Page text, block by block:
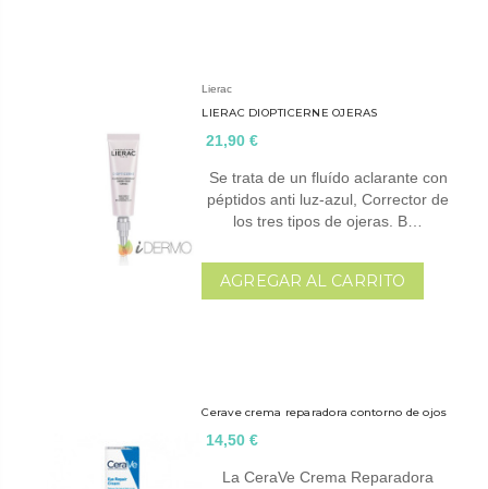
Lierac
LIERAC DIOPTICERNE OJERAS
21,90 €
Se trata de un fluído aclarante con
péptidos anti luz-azul, Corrector de
los tres tipos de ojeras. B…
AGREGAR AL CARRITO
Cerave crema reparadora contorno de ojos
14,50 €
La CeraVe Crema Reparadora